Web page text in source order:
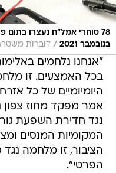
בנובמבר 2021
/ דוברות
"אנחנו נלחמים
בכל האמצעים. זו
היומיומיים של כל
אמר מפקד מחוז צפון
נגד חדירת השפעת
המקומיות המנסים
הציבור, זו מלחמה
הפרטי".